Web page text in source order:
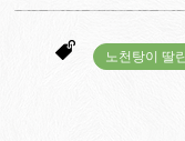
노천탕이 딸